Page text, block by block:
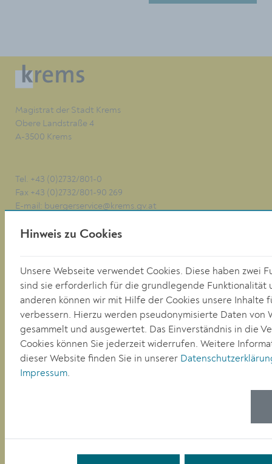
Magistrat der Stadt Krems
Obere Landstraße 4
A-3500 Krems
Tel. +43 (0)2732/801-0
Fax +43 (0)2732/801-90 269
E-mail: buergerservice@krems.gv.at
BAUEN/WIRTSCHAFT
BILDUNG
KULTUR
QUICKLINKS
Veranstaltungen
Parken in Krems
Baustellen-News
Hinweis zu Cookies
Unsere Webseite verwendet Cookies. Diese haben zwei
sind sie erforderlich für die grundlegende Funktionalität
anderen können wir mit Hilfe der Cookies unsere Inhalte
verbessern. Hierzu werden pseudonymisierte Daten von
gesammelt und ausgewertet. Das Einverständnis in die
Cookies können Sie jederzeit widerrufen. Weitere
dieser Website finden Sie in unserer
Impressum.